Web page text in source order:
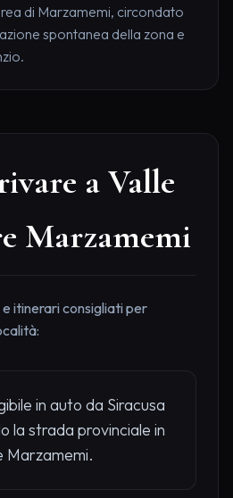
di Marzamemi, circondato
spontanea della zona e
a Valle
Marzamemi
itinerari consigliati per
in auto da Siracusa
la strada provinciale in
Marzamemi.